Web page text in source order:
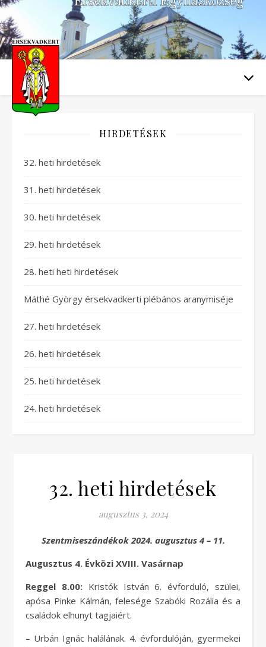
HIRDETÉSEK
32. heti hirdetések
31. heti hirdetések
30. heti hirdetések
29. heti hirdetések
28. heti heti hirdetések
Máthé György érsekvadkerti plébános aranymiséje
27. heti hirdetések
26. heti hirdetések
25. heti hirdetések
24. heti hirdetések
32. heti hirdetések
augusztus 3, 2024
Szentmiseszándékok 2024. augusztus 4 – 11.
Augusztus 4. Évközi XVIII. Vasárnap
Reggel 8.00: Kristók István 6. évforduló, szülei,
apósa Pinke Kálmán, felesége Szabóki Rozália és a
családok elhunyt tagjaiért.
– Urbán Ignác halálának. 4. évfordulóján, gyermekei